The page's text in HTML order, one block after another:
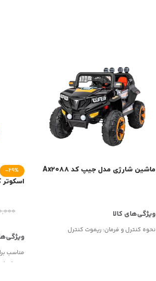
ماشین شارژی مدل جیپ کد Ax۲۰۸۸
نحوه کنترل و فرمان: ریموت کنترل
-29%
مناسب
نوع فرمان: